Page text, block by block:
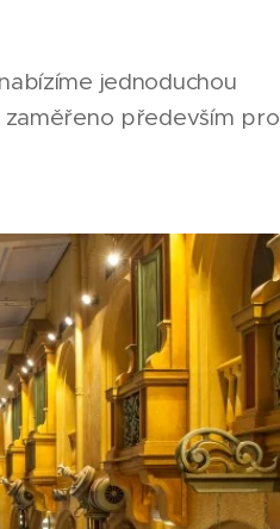
jednoduchou
především pro